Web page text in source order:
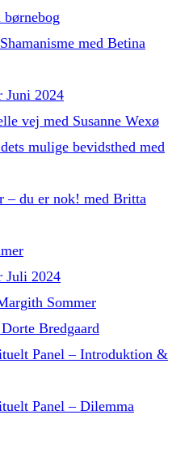
med Betina
Juni 2024
vej med Susanne Wexø
mulige bevidsthed med
– du er nok! med Britta
Juli 2024
Sommer
Bredgaard
Panel – Introduktion &
Panel – Dilemma